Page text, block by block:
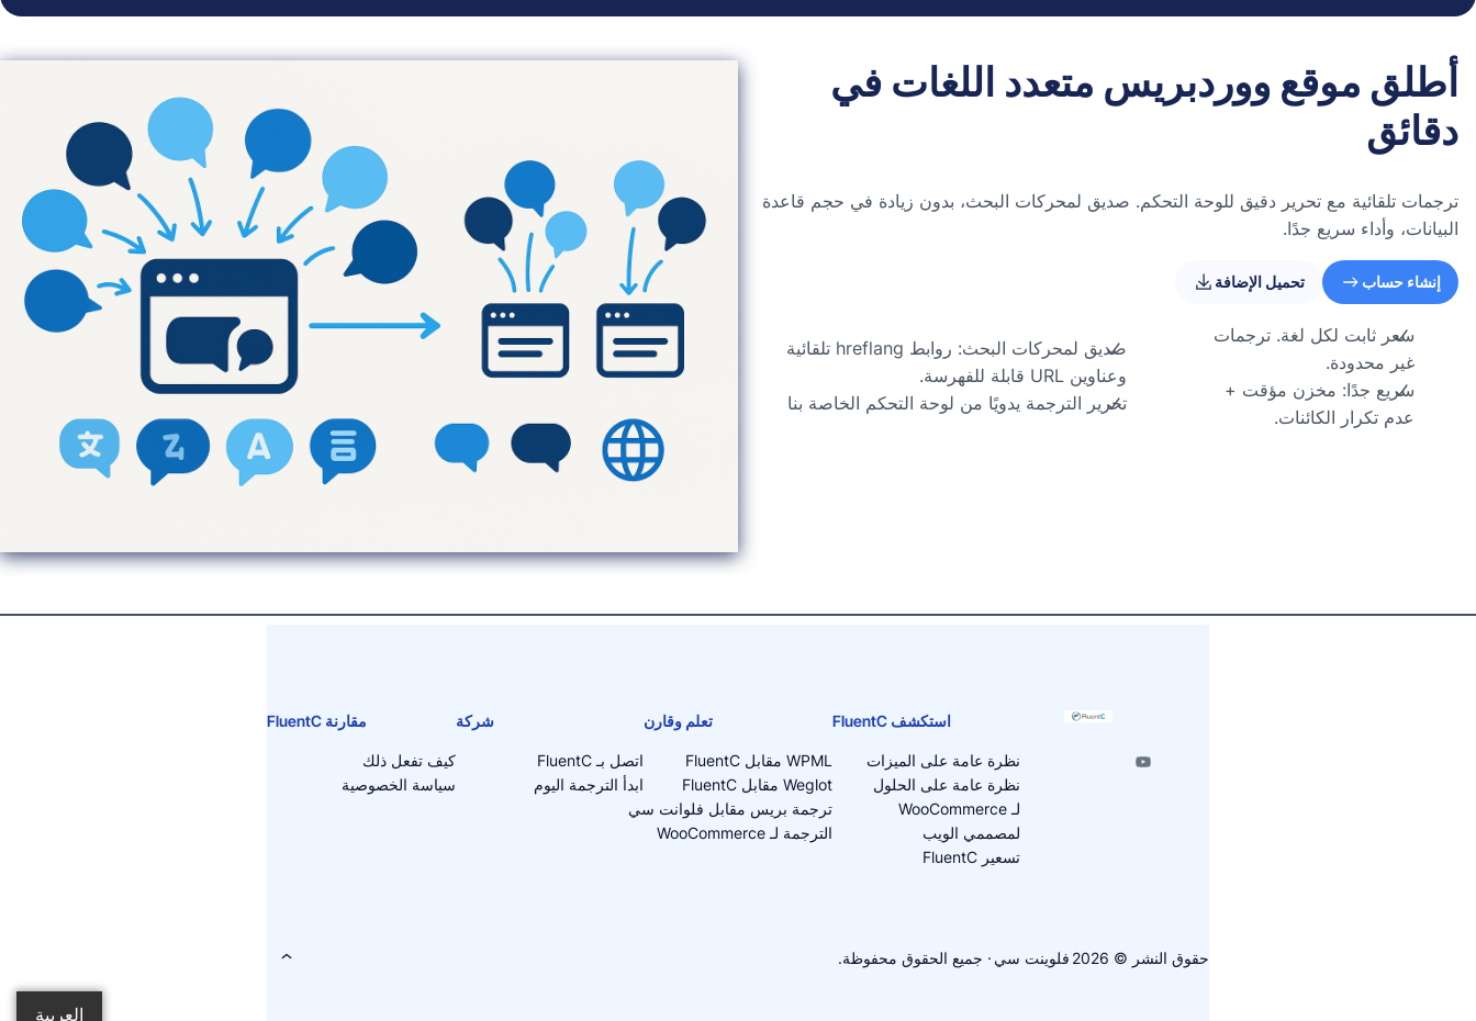
أطلق موقع ووردبريس متعدد اللغات في
دقائق
ترجمات تلقائية مع تحرير دقيق للوحة التحكم. صديق لمحركات البحث، بدون زيادة في حجم قاعدة
البيانات، وأداء سريع جدًا.
إنشاء حساب تحميل الإضافة
سعر ثابت لكل لغة. ترجمات
غير محدودة.
سريع جدًا: مخزن مؤقت +
عدم تكرار الكائنات.
صديق لمحركات البحث: روابط hreflang تلقائية
وعناوين URL قابلة للفهرسة.
تحرير الترجمة يدويًا من لوحة التحكم الخاصة بنا
استكشف FluentC
نظرة عامة على الميزات
نظرة عامة على الحلول
لـ WooCommerce
لمصممي الويب
تسعير FluentC
تعلم وقارن
WPML مقابل FluentC
Weglot مقابل FluentC
ترجمة بريس مقابل فلوانت سي
الترجمة لـ WooCommerce
شركة
اتصل بـ FluentC
ابدأ الترجمة اليوم
مقارنة FluentC
كيف تفعل ذلك
سياسة الخصوصية
حقوق النشر © 2026 فلوينت سي · جميع الحقوق محفوظة.
العربية